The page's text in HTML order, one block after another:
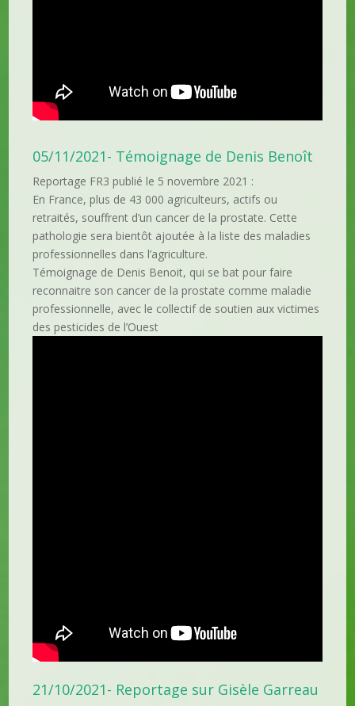
05/11/2021- Témoignage de Denis Benoît
Reportage FR3 publié le 5 novembre 2021 :
En France, plus de 43 000 agriculteurs, actifs ou
retraités, souffrent d’un cancer de la prostate. Cette
pathologie sera bientôt ajoutée à la liste des maladies
professionnelles dans l’agriculture.
Témoignage de Denis Benoit, qui se bat pour faire
reconnaitre son cancer de la prostate comme maladie
professionnelle, avec le collectif de soutien aux victimes
des pesticides de l’Ouest
21/10/2021- Reportage sur Gisèle Garreau